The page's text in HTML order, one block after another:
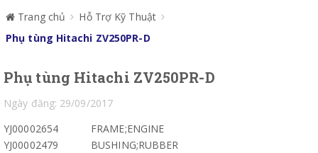
Trang chủ
Hỗ Trợ Kỹ Thuật
Phụ tùng Hitachi ZV250PR-D
Phụ tùng Hitachi ZV250PR-D
Ngày đăng: 29/09/2017
YJ00002654
FRAME;ENGINE
YJ00002479
BUSHING;RUBBER